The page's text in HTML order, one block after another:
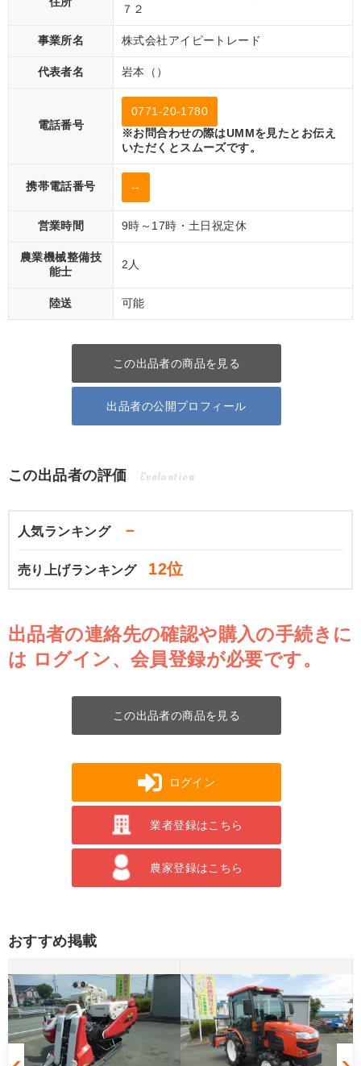
７２
事業所名 株式会社アイピートレード
代表者名 岩本（）
電話番号
0771-20-1780
※お問合わせの際はUMMを見たとお伝え
いただくとスムーズです。
携帯電話番号 --
営業時間 9時～17時・土日祝定休
農業機械整備技
能士
2人
陸送 可能
この出品者の商品を見る
出品者の公開プロフィール
この出品者の評価 Evaluation
人気ランキング －
売り上げランキング 12位
出品者の連絡先の確認や購入の手続きに
は ログイン、会員登録が必要です。
この出品者の商品を見る
ログイン
業者登録はこちら
農家登録はこちら
おすすめ掲載